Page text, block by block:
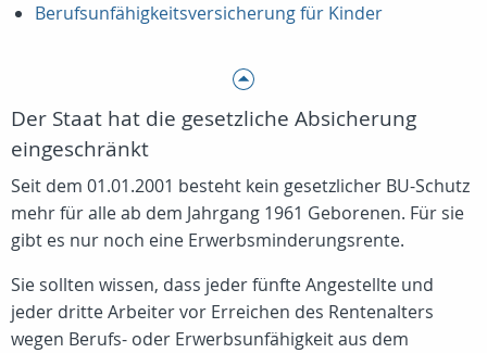
Berufsunfähigkeitsversicherung für Kinder
Der Staat hat die gesetzliche Absicherung
eingeschränkt
Seit dem 01.01.2001 besteht kein gesetzlicher BU-Schutz
mehr für alleab dem Jahrgang 1961 Geborenen. Für sie
gibt es nur noch eine Erwerbsminderungsrente.
Sie sollten wissen, dass jeder fünfte Angestellte und
jeder dritte Arbeiter vor Erreichen des Rentenalters
wegen Berufs- oder Erwerbsunfähigkeit aus dem